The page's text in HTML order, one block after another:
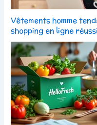
Vêtements homme
shopping en ligne réussi